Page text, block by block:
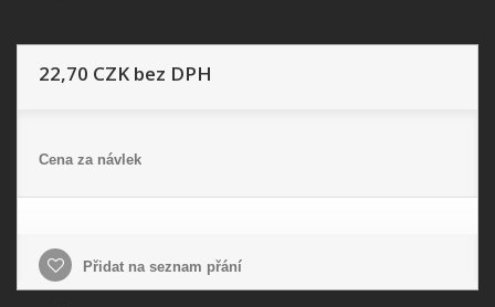
22,70 CZK bez DPH
Cena za návlek
Přidat na seznam přání